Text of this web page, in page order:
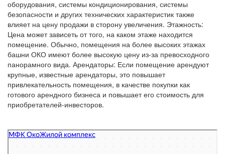
оборудования, системы кондиционирования, системы
безопасности и других технических характеристик также
влияет на цену продажи в сторону увеличения. Этажность:
Цена может зависеть от того, на каком этаже находится
помещение. Обычно, помещения на более высоких этажах
башни ОКО имеют более высокую цену из-за превосходного
панорамного вида. Арендаторы: Если помещение арендуют
крупные, известные арендаторы, это повышает
привлекательность помещения, в качестве покупки как
готового арендного бизнеса и повышает его стоимость для
приобретателей-инвесторов.
МФК Око
Жилой комплекс в Москве